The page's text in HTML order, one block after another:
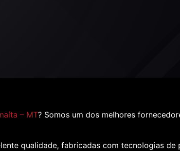
– MT? Somos um dos melhores
qualidade, fabricadas com tecnologias